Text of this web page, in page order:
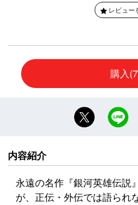
レビュー
購入
内容紹介
永遠の名作『銀河英雄伝説
が、正伝・外伝では語られ